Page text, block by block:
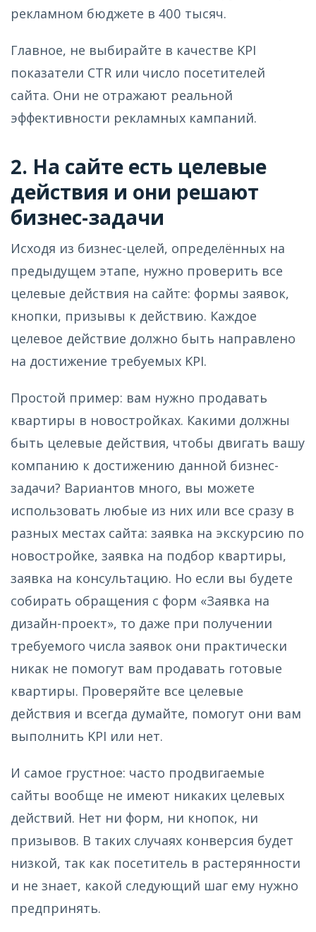
рекламном бюджете в 400 тысяч.
Главное, не выбирайте в качестве KPI
показатели CTR или число посетителей
сайта. Они не отражают реальной
эффективности рекламных кампаний.
2. На сайте есть целевые
действия и они решают
бизнес-задачи
Исходя из бизнес-целей, определённых на
предыдущем этапе, нужно проверить все
целевые действия на сайте: формы заявок,
кнопки, призывы к действию. Каждое
целевое действие должно быть направлено
на достижение требуемых KPI.
Простой пример: вам нужно продавать
квартиры в новостройках. Какими должны
быть целевые действия, чтобы двигать вашу
компанию к достижению данной бизнес-
задачи? Вариантов много, вы можете
использовать любые из них или все сразу в
разных местах сайта: заявка на экскурсию по
новостройке, заявка на подбор квартиры,
заявка на консультацию. Но если вы будете
собирать обращения с форм «Заявка на
дизайн-проект», то даже при получении
требуемого числа заявок они практически
никак не помогут вам продавать готовые
квартиры. Проверяйте все целевые
действия и всегда думайте, помогут они вам
выполнить KPI или нет.
И самое грустное: часто продвигаемые
сайты вообще не имеют никаких целевых
действий. Нет ни форм, ни кнопок, ни
призывов. В таких случаях конверсия будет
низкой, так как посетитель в растерянности
и не знает, какой следующий шаг ему нужно
предпринять.